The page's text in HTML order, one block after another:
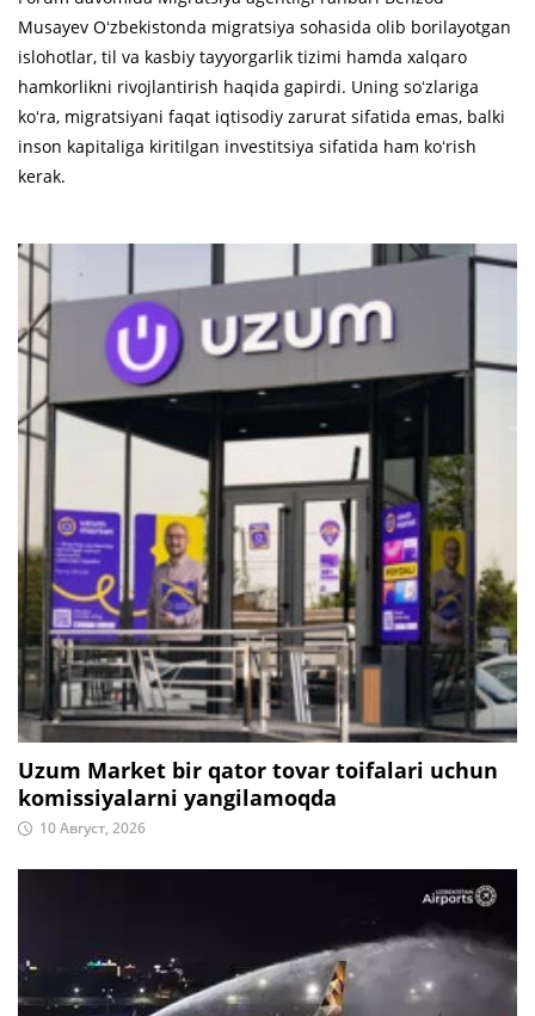
Musayev Oʻzbekistonda migratsiya sohasida olib borilayotgan
islohotlar, til va kasbiy tayyorgarlik tizimi hamda xalqaro
hamkorlikni rivojlantirish haqida gapirdi. Uning soʻzlariga
koʻra, migratsiyani faqat iqtisodiy zarurat sifatida emas, balki
inson kapitaliga kiritilgan investitsiya sifatida ham koʻrish
kerak.
Uzum Market bir qator tovar toifalari uchun
komissiyalarni yangilamoqda
10 Август, 2026